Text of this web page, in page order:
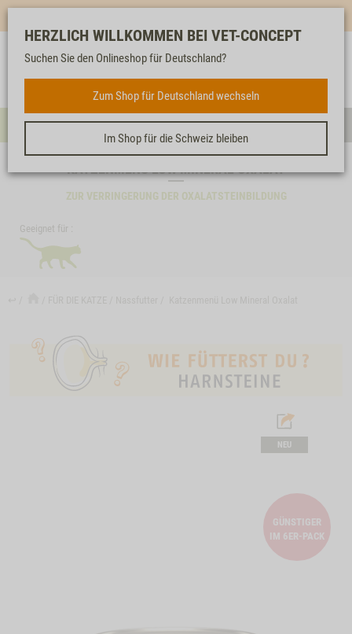
Anmelden
Unser
FÜR DIE KATZE
HERZLICH WILLKOMMEN BEI VET-CONCEPT
Suchen Sie den Onlineshop für Deutschland?
Zum Shop für Deutschland wechseln
Im Shop für die Schweiz bleiben
KATZENMENÜ LOW MINERAL OXALAT
ZUR VERRINGERUNG DER OXALATSTEINBILDUNG
Geeignet für :
NEU
GÜNSTIGER
IM 6ER-PACK